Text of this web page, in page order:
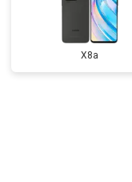
X8a